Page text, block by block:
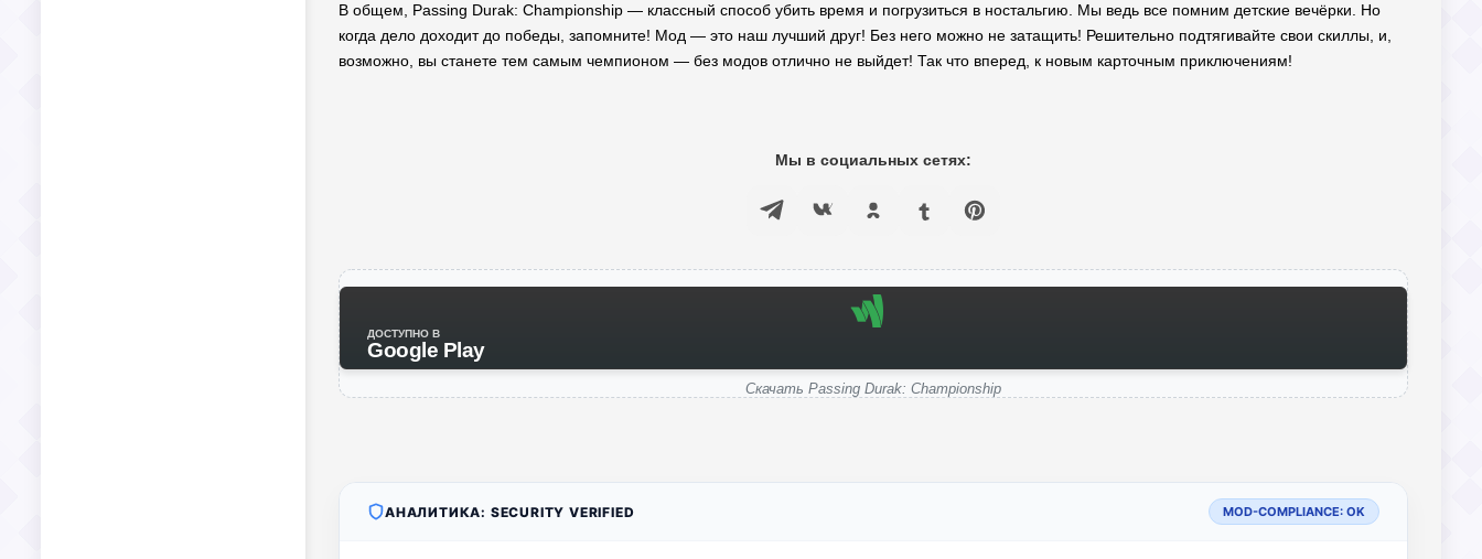
В общем, Passing Durak: Championship — классный способ убить время и погрузиться в ностальгию. Мы ведь все помним детские вечёрки. Но
когда дело доходит до победы, запомните! Мод — это наш лучший друг! Без него можно не затащить! Решительно подтягивайте свои скиллы, и,
возможно, вы станете тем самым чемпионом — без модов отлично не выйдет! Так что вперед, к новым карточным приключениям!
Мы в социальных сетях:
ДОСТУПНО В
Google Play
Скачать Passing Durak: Championship
АНАЛИТИКА: SECURITY VERIFIED MOD-COMPLIANCE: OK